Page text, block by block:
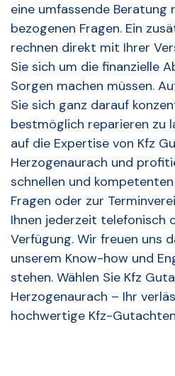
eine umfassende Beratung
bezogenen Fragen. Ein
rechnen direkt mit Ihrer
Sie sich um die finanzielle
Sorgen machen müssen.
Sie sich ganz darauf
bestmöglich reparieren zu
auf die Expertise von Kfz
Herzogenaurach und
schnellen und
Fragen oder zur
Ihnen jederzeit telefonisch
Verfügung. Wir freuen uns
unserem Know-how und
stehen. Wählen Sie Kfz
Herzogenaurach – Ihr
hochwertige Kfz-